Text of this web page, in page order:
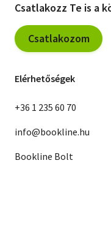
Csatlakozz Te is a
Csatlakozom
Elérhetőségek
+36 1 235 60 70
info@bookline.hu
Bookline Bolt